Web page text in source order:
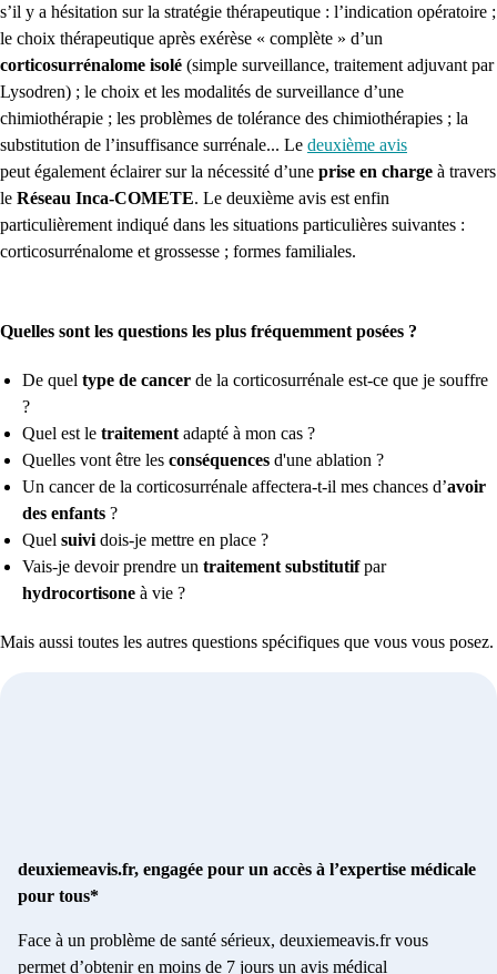
s’il y a hésitation sur la stratégie thérapeutique : l’indication opératoire ;
le choix thérapeutique après exérèse « complète » d’un
corticosurrénalome isolé (simple surveillance, traitement adjuvant par
Lysodren) ; le choix et les modalités de surveillance d’une
chimiothérapie ; les problèmes de tolérance des chimiothérapies ; la
substitution de l’insuffisance surrénale... Le deuxième avis
peut également éclairer sur la nécessité d’une prise en charge à travers
le Réseau Inca-COMETE. Le deuxième avis est enfin
particulièrement indiqué dans les situations particulières suivantes :
corticosurrénalome et grossesse ; formes familiales.
Quelles sont les questions les plus fréquemment posées ?
De quel type de cancer de la corticosurrénale est-ce que je souffre
?
Quel est le traitement adapté à mon cas ?
Quelles vont être les conséquences d'une ablation ?
Un cancer de la corticosurrénale affectera-t-il mes chances d’avoir
des enfants ?
Quel suivi dois-je mettre en place ?
Vais-je devoir prendre un traitement substitutifpar
hydrocortisone à vie ?
Mais aussi toutes les autres questions spécifiques que vous vous posez.
deuxiemeavis.fr, engagée pour un accès à l’expertise médicale
pour tous*
Face à un problème de santé sérieux, deuxiemeavis.fr vous
permet d’obtenir en moins de 7 jours un avis médical